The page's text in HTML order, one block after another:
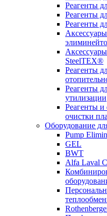
Реагенты
Реагенты
Реагенты
SteelTEX®
Реагенты
Реагенты
утилизации
Реагенты и
очистки
Оборудование
Pump
GEL
BWT
Alfa Laval